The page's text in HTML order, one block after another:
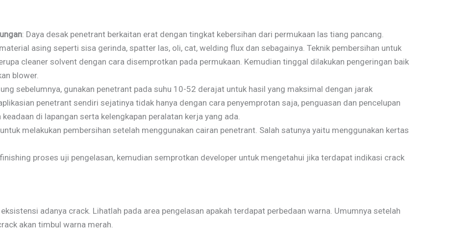
: Daya desak penetrant berkaitan erat dengan tingkat kebersihan dari permukaan las tiang pancang.
asing seperti sisa gerinda, spatter las, oli, cat, welding flux dan sebagainya. Teknik pembersihan untuk
cleaner solvent dengan cara disemprotkan pada permukaan. Kemudian tinggal dilakukan pengeringan baik
blower.
sebelumnya, gunakan penetrant pada suhu 10-52 derajat untuk hasil yang maksimal dengan jarak
penetrant sendiri sejatinya tidak hanya dengan cara penyemprotan saja, penguasan dan pencelupan
di lapangan serta kelengkapan peralatan kerja yang ada.
melakukan pembersihan setelah menggunakan cairan penetrant. Salah satunya yaitu menggunakan kertas
proses uji pengelasan, kemudian semprotkan developer untuk mengetahui jika terdapat indikasi crack
adanya crack. Lihatlah pada area pengelasan apakah terdapat perbedaan warna. Umumnya setelah
akan timbul warna merah.